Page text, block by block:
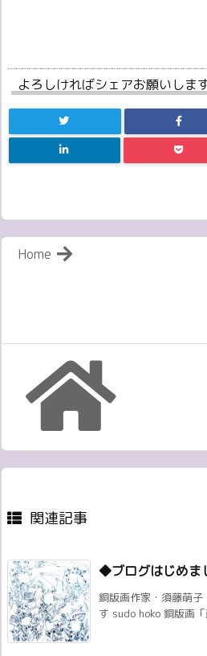
よろしければシェアお願いしま
Home
関連記事
◆ブログはじめま
銅版画作家・須藤萌
す sudo hoko 銅版画「